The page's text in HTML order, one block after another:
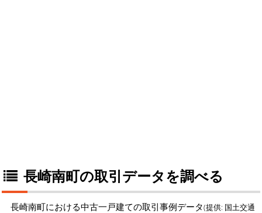
長崎南町の取引データを調べる
長崎南町における中古一戸建ての取引事例データ(提供: 国土交通